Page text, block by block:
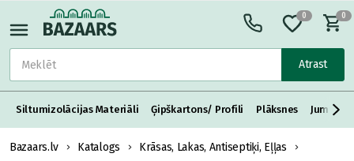
Atrast
0 0
Siltumizolācijas Materiāli Ģipškartons/ Profili Plāksnes Jumta
Bazaars.lv Katalogs
Krāsas, Lakas, Antiseptiķi, Eļļas